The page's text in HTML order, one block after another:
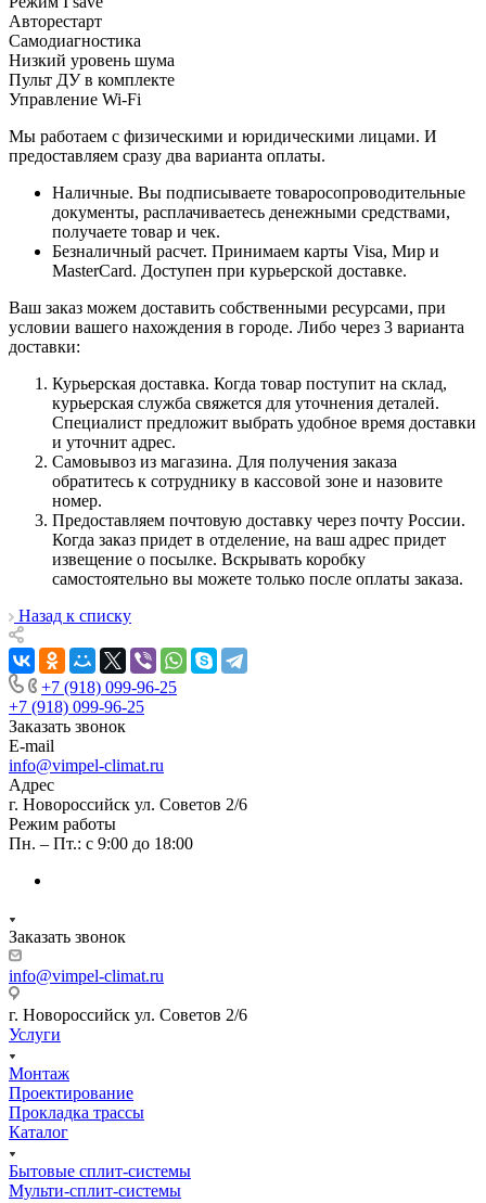
Авторестарт
Самодиагностика
Низкий уровень шума
Пульт ДУ в комплекте
Управление Wi-Fi
Мы работаем с физическими и юридическими лицами. И
предоставляем сразу два варианта оплаты.
Наличные. Вы подписываете товаросопроводительные
документы, расплачиваетесь денежными средствами,
получаете товар и чек.
Безналичный расчет. Принимаем карты Visa, Мир и
MasterCard. Доступен при курьерской доставке.
Ваш заказ можем доставить собственными ресурсами, при
условии вашего нахождения в городе. Либо через 3 варианта
доставки:
Курьерская доставка. Когда товар поступит на склад,
курьерская служба свяжется для уточнения деталей.
Специалист предложит выбрать удобное время доставки
и уточнит адрес.
Самовывоз из магазина. Для получения заказа
обратитесь к сотруднику в кассовой зоне и назовите
номер.
Предоставляем почтовую доставку через почту России.
Когда заказ придет в отделение, на ваш адрес придет
извещение о посылке. Вскрывать коробку
самостоятельно вы можете только после оплаты заказа.
Назад к списку
+7 (918) 099-96-25
+7 (918) 099-96-25
Заказать звонок
E-mail
info@vimpel-climat.ru
Адрес
г. Новороссийск ул. Советов 2/6
Режим работы
Пн. – Пт.: с 9:00 до 18:00
Заказать звонок
info@vimpel-climat.ru
г. Новороссийск ул. Советов 2/6
Услуги
Монтаж
Проектирование
Прокладка трассы
Каталог
Бытовые сплит-системы
Мульти-сплит-системы